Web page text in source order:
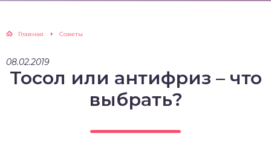
Главная Советы
08.02.2019
Тосол или антифриз – что
выбрать?